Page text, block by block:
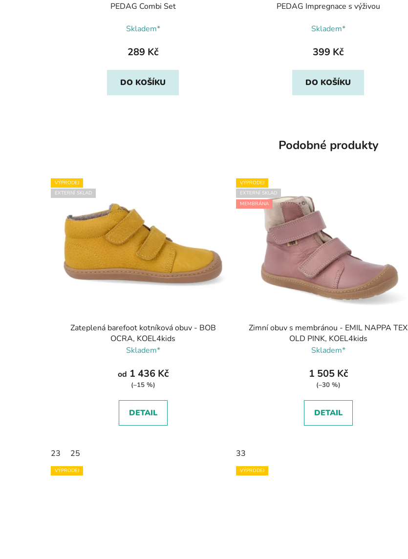
PEDAG Combi Set
Skladem*
289 Kč
DO KOŠÍKU
PEDAG Impregnace s výživou
Skladem*
399 Kč
DO KOŠÍKU
Podobné produkty
VÝPRODEJ
EXTERNÍ SKLAD
Zateplená barefoot kotníková obuv - BOB
OCRA, KOEL4kids
Skladem*
od 1 436 Kč
(–15 %)
DETAIL
23 25
VÝPRODEJ
EXTERNÍ SKLAD
MEMBRÁNA
Zimní obuv s membránou - EMIL NAPPA TEX
OLD PINK, KOEL4kids
Skladem*
1 505 Kč
(–30 %)
DETAIL
33
VÝPRODEJ VÝPRODEJ